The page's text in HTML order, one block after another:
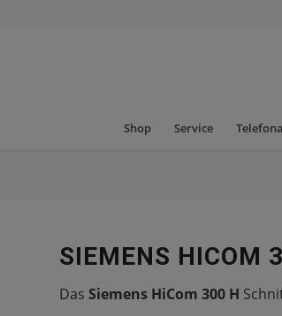
Shop Service
SIEMENS HICOM
Das Siemens HiCom 300 H